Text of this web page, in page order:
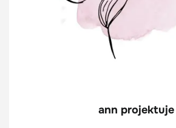
ann projektuje